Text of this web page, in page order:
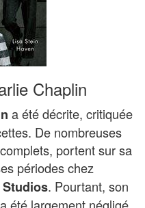
Chaplin
a été décrite, critiquée
De nombreuses
portent sur sa
périodes chez
. Pourtant, son